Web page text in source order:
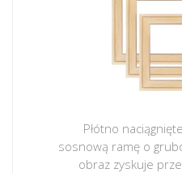
Płótno
sosnową ramę o
obraz zyskuje